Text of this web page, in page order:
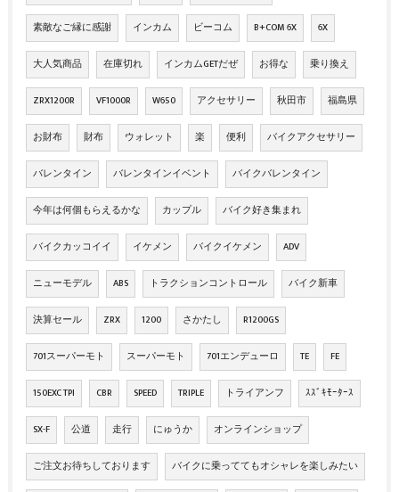
素敵なご縁に感謝 インカム ビーコム B+COM 6X 6X
大人気商品 在庫切れ インカムGETだぜ お得な 乗り換え
ZRX1200R VF1000R W650 アクセサリー 秋田市 福島県
お財布 財布 ウォレット 楽 便利 バイクアクセサリー
バレンタイン バレンタインイベント バイクバレンタイン
今年は何個もらえるかな カップル バイク好き集まれ
バイクカッコイイ イケメン バイクイケメン ADV
ニューモデル ABS トラクションコントロール バイク新車
決算セール ZRX 1200 さかたし R1200GS
701スーパーモト スーパーモト 701エンデューロ TE FE
150EXC TPI CBR SPEED TRIPLE トライアンフ ｽｽﾞｷﾓｰﾀｰｽ
SX-F 公道 走行 にゅうか オンラインショップ
ご注文お待ちしております バイクに乗っててもオシャレを楽しみたい